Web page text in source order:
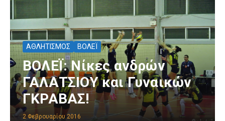
ΑΘΛΗΤΙΣΜΟΣ ΒΟΛΕΪ
ΒΟΛΕΪ: Νίκες ανδρών
ΓΑΛΑΤΣΙΟΥ και Γυναικών
ΓΚΡΑΒΑΣ!
2 Φεβρουαρίου 2016